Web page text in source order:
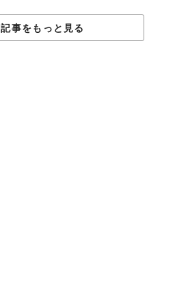
事をもっと見る